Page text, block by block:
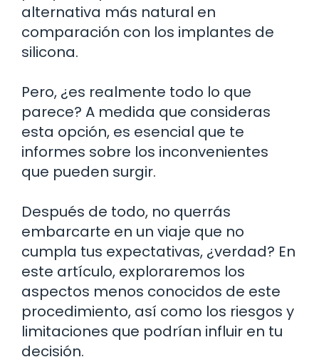
alternativa más natural en
comparación con los implantes de
silicona.
Pero, ¿es realmente todo lo que
parece? A medida que consideras
esta opción, es esencial que te
informes sobre los inconvenientes
que pueden surgir.
Después de todo, no querrás
embarcarte en un viaje que no
cumpla tus expectativas, ¿verdad? En
este artículo, exploraremos los
aspectos menos conocidos de este
procedimiento, así como los riesgos y
limitaciones que podrían influir en tu
decisión.